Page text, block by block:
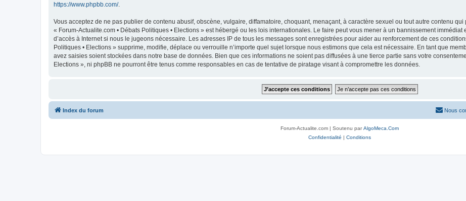
https://www.phpbb.com/.
Vous acceptez de ne pas publier de contenu abusif, obscène, vulgaire, diffamatoire, choquant, menaçant, à caractère sexuel ou tout autre contenu
« Forum-Actualite.com • Débats Politiques • Elections » est hébergé ou les lois internationales. Le faire peut vous mener à un bannissement
d’accès à Internet si nous le jugeons nécessaire. Les adresses IP de tous les messages sont enregistrées pour aider au renforcement de ces
Politiques • Elections » supprime, modifie, déplace ou verrouille n’importe quel sujet lorsque nous estimons que cela est nécessaire. En tant que
avez saisies soient stockées dans notre base de données. Bien que ces informations ne soient pas diffusées à une tierce partie sans votre
Elections », ni phpBB ne pourront être tenus comme responsables en cas de tentative de piratage visant à compromettre les données.
Index du forum Nous
Forum-Actualite.com | Soutenu parAlgoMeca.Com
Confidentialité | Conditions